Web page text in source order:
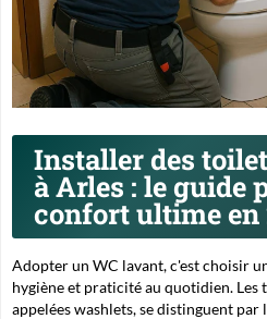
Installer des
à Arles : le guide
confort ultime en
Adopter un WC lavant, c'est choisir
hygiène et praticité au quotidien. Les
appelées washlets, se distinguent par